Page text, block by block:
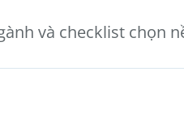
và checklist chọn